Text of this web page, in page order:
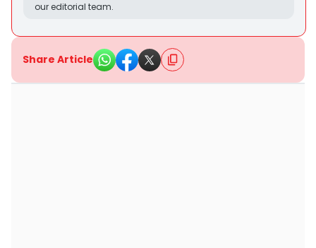
our editorial team.
Share Article